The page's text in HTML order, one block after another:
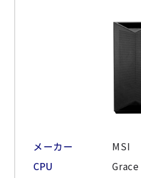
メーカー
MSI
CPU
Grace